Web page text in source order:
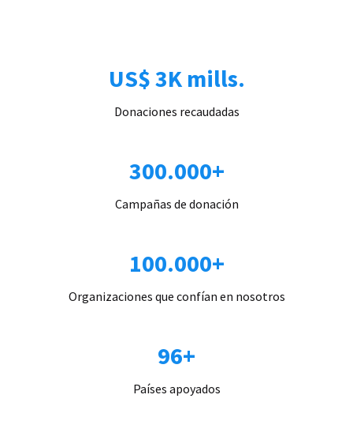
US$ 3K mills.
Donaciones recaudadas
300.000+
Campañas de donación
100.000+
Organizaciones que confían en nosotros
96+
Países apoyados